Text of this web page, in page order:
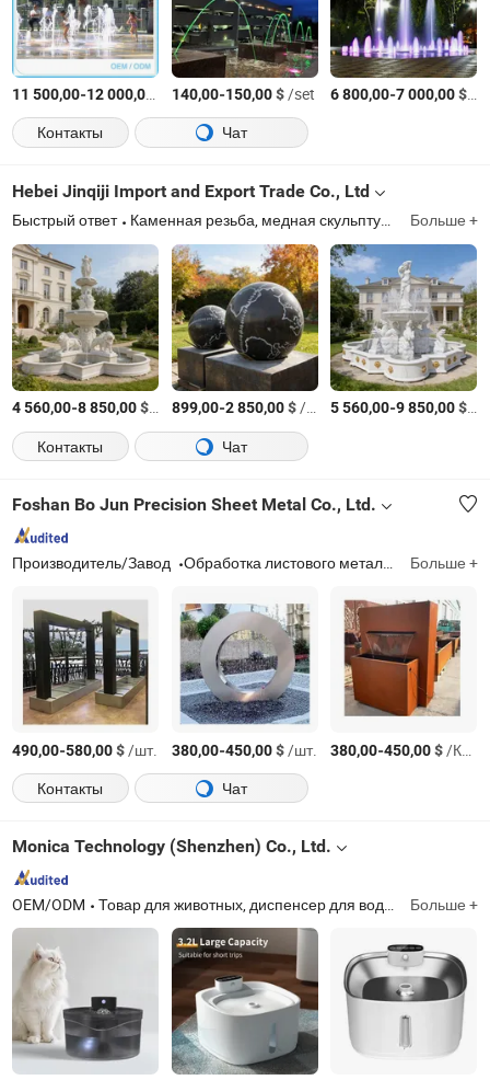
11 500,00-12 000,00 $ /set
140,00-150,00$/set 6 800,00-7 000,00$/
Контакты
Чат
Hebei Jinqiji Import and Export Trade Co., Ltd
Быстрый ответ Каменная резьба, медная скульптура, стеклопластиковая скульптура, скульптура из нержавеющей стали Больше +
4 560,00-8 850,00$/шт.899,00-2 850,00$/шт. 5 560,00-9 850,00$/
Контакты
Чат
Foshan Bo Jun Precision Sheet Metal Co., Ltd.
Производитель/Завод Обработка листового металла, металлический цветочный горшок, лазерно вырезанная алюминиевая перегородка, перегородка из нержавеющей стали, водяной фонтан, огненная яма из коррозионностойкой стали Больше +
490,00-580,00$/шт. 380,00-450,00$/шт. 380,00-450,00$/Комплект
Контакты
Чат
Monica Technology (Shenzhen) Co., Ltd.
OEM/ODM Товар для животных, диспенсер для воды для животных, товары для ремонта спортивного инвентаря, косметическое оборудование, повседневные принадлежности для животных, товары для тензорной терапии, товары для активного отдыха, фототерапевтические косметические продукты, товары для восстановления после тренировок, фототерапевтические продукты для реабилитации в спорте Больше +